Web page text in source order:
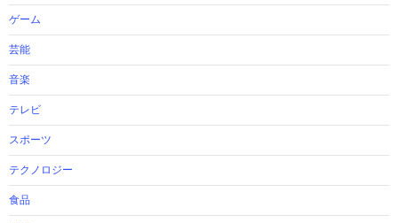
ゲーム
芸能
音楽
テレビ
スポーツ
テクノロジー
食品